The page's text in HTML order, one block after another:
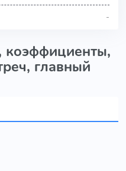
-
коэффициенты,
главный